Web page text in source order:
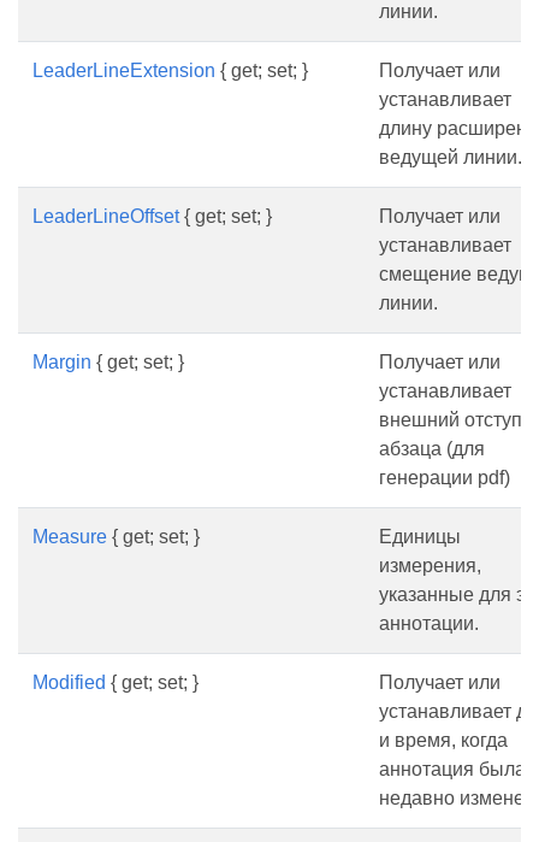
линии.
LeaderLineExtension { get; set; }
Получает или
устанавливает
длину
ведущей линии.
LeaderLineOffset{ get; set; }
Получает или
устанавливает
смещение
линии.
Margin { get; set; }
Получает или
устанавливает
внешний отступ
абзаца (для
генерации pdf)
Measure { get; set; }
Единицы
измерения,
указанные для
аннотации.
Modified { get; set; }
Получает или
устанавливает
и время, когда
аннотация была
недавно